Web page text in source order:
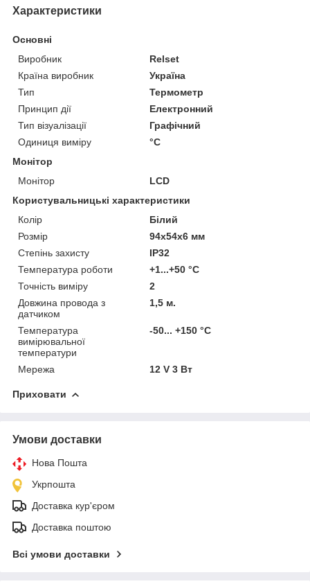
Характеристики
Основні
Виробник
Relset
Країна виробник
Україна
Тип
Термометр
Принцип дії
Електронний
Тип візуалізації
Графічний
Одиниця виміру
°С
Монітор
Монітор
LCD
Користувальницькі характеристики
Колір
Білий
Розмір
94x54x6 мм
Степінь захисту
IP32
Температура роботи
+1...+50 °С
Точність виміру
2
Довжина провода з
датчиком
1,5 м.
Температура
вимірювальної
температури
-50... +150 °С
Мережа 12 V 3 Вт
Приховати
Умови доставки
Нова Пошта
Укрпошта
Доставка кур'єром
Доставка поштою
Всі умови доставки